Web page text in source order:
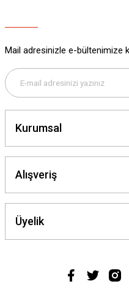
Mail adresinizle e-bültenimize
Kurumsal
Alışveriş
Üyelik